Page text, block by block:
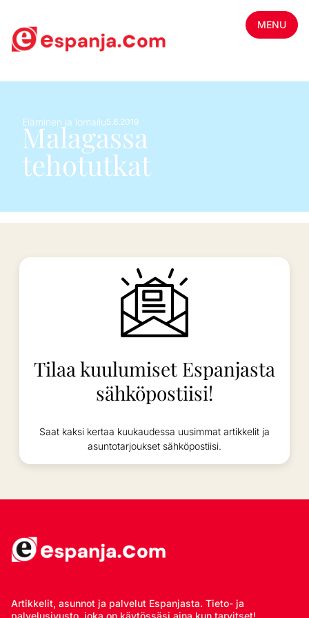
MENU
Eläminen ja lomailu5.6.2019
Malagassa
tehotutkat
Tilaa kuulumiset Espanjasta
sähköpostiisi!
Saat kaksi kertaa kuukaudessa uusimmat artikkelit ja
asuntotarjoukset sähköpostiisi.
Artikkelit, asunnot ja palvelut Espanjasta. Tieto- ja
palvelusivusto, joka on käytössäsi aina kun tarvitset!